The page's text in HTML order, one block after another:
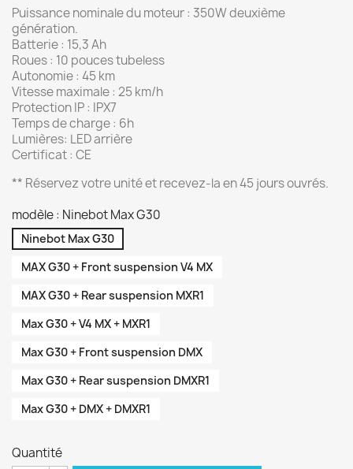
Puissance nominale du moteur : 350W deuxième
génération.
Batterie : 15,3 Ah
Roues : 10 pouces tubeless
Autonomie : 45 km
Vitesse maximale : 25 km/h
Protection IP : IPX7
Temps de charge : 6h
Lumières: LED arrière
Certificat : CE
** Réservez votre unité et recevez-la en 45 jours ouvrés.
modèle : Ninebot Max G30
Ninebot Max G30
MAX G30 + Front suspension V4 MX
MAX G30 + Rear suspension MXR1
Max G30 + V4 MX + MXR1
Max G30 + Front suspension DMX
Max G30 + Rear suspension DMXR1
Max G30 + DMX + DMXR1
Quantité